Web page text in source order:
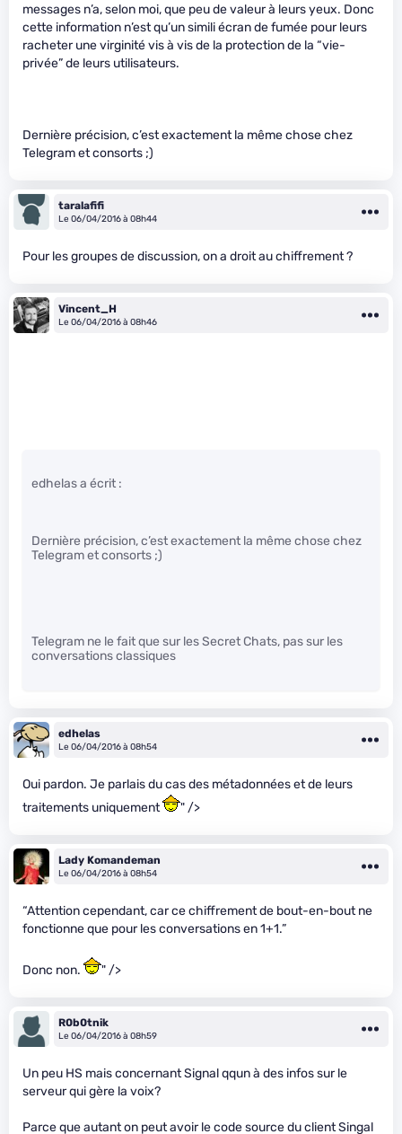
messages n’a, selon moi, que peu de valeur à leurs yeux. Donc
cette information n’est qu’un simili écran de fumée pour leurs
racheter une virginité vis à vis de la protection de la “vie-
privée” de leurs utilisateurs.
Dernière précision, c’est exactement la même chose chez
Telegram et consorts ;)
taralafifi
Le 06/04/2016 à 08h44
Pour les groupes de discussion, on a droit au chiffrement ?
Vincent_H
Le 06/04/2016 à 08h46
edhelas a écrit :
Dernière précision, c’est exactement la même chose chez
Telegram et consorts ;)
Telegram ne le fait que sur les Secret Chats, pas sur les
conversations classiques
edhelas
Le 06/04/2016 à 08h54
Oui pardon. Je parlais du cas des métadonnées et de leurs
traitements uniquement
" />
Lady Komandeman
Le 06/04/2016 à 08h54
“Attention cependant, car ce chiffrement de bout-en-bout ne
fonctionne que pour les conversations en 1+1.”
Donc non. " />
R0b0tnik
Le 06/04/2016 à 08h59
Un peu HS mais concernant Signal qqun à des infos sur le
serveur qui gère la voix?
Parce que autant on peut avoir le code source du client Singal